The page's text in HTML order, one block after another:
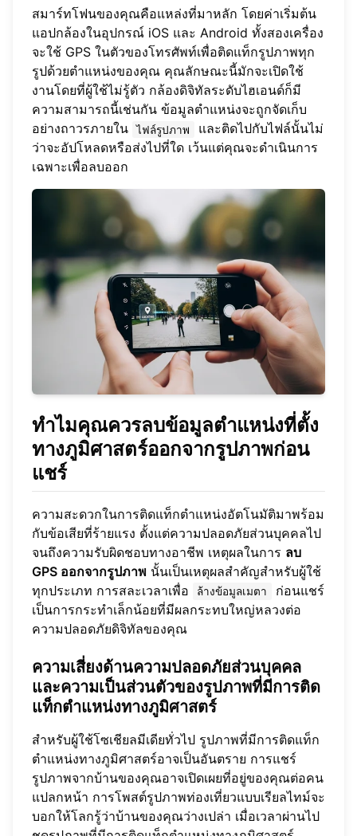
สมาร์ทโฟนของคุณคือแหล่งที่มาหลัก โดยค่าเริ่มต้น
แอปกล้องในอุปกรณ์ iOS และ Android ทั้งสองเครื่อง
จะใช้ GPS ในตัวของโทรศัพท์เพื่อติดแท็กรูปภาพทุก
รูปด้วยตำแหน่งของคุณ คุณลักษณะนี้มักจะเปิดใช้
งานโดยที่ผู้ใช้ไม่รู้ตัว กล้องดิจิทัลระดับไฮเอนด์ก็มี
ความสามารถนี้เช่นกัน ข้อมูลตำแหน่งจะถูกจัดเก็บ
อย่างถาวรภายใน
ไฟล์รูปภาพ
และติดไปกับไฟล์นั้นไม่
ว่าจะอัปโหลดหรือส่งไปที่ใด เว้นแต่คุณจะดำเนินการ
เฉพาะเพื่อลบออก
ทำไมคุณควรลบข้อมูลตำแหน่งที่ตั้ง
ทางภูมิศาสตร์ออกจากรูปภาพก่อน
แชร์
ความสะดวกในการติดแท็กตำแหน่งอัตโนมัติมาพร้อม
กับข้อเสียที่ร้ายแรง ตั้งแต่ความปลอดภัยส่วนบุคคลไป
จนถึงความรับผิดชอบทางอาชีพ เหตุผลในการ ลบ
GPS ออกจากรูปภาพ นั้นเป็นเหตุผลสำคัญสำหรับผู้ใช้
ทุกประเภท การสละเวลาเพื่อ
ล้างข้อมูลเมตา
ก่อนแชร์
เป็นการกระทำเล็กน้อยที่มีผลกระทบใหญ่หลวงต่อ
ความปลอดภัยดิจิทัลของคุณ
ความเสี่ยงด้านความปลอดภัยส่วนบุคคล
และความเป็นส่วนตัวของรูปภาพที่มีการติด
แท็กตำแหน่งทางภูมิศาสตร์
สำหรับผู้ใช้โซเชียลมีเดียทั่วไป รูปภาพที่มีการติดแท็ก
ตำแหน่งทางภูมิศาสตร์อาจเป็นอันตราย การแชร์
รูปภาพจากบ้านของคุณอาจเปิดเผยที่อยู่ของคุณต่อคน
แปลกหน้า การโพสต์รูปภาพท่องเที่ยวแบบเรียลไทม์จะ
บอกให้โลกรู้ว่าบ้านของคุณว่างเปล่า เมื่อเวลาผ่านไป